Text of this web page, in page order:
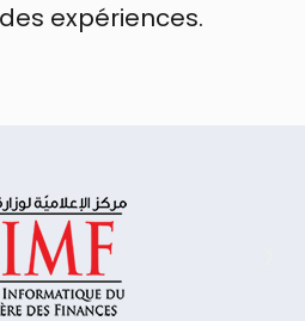
expériences.